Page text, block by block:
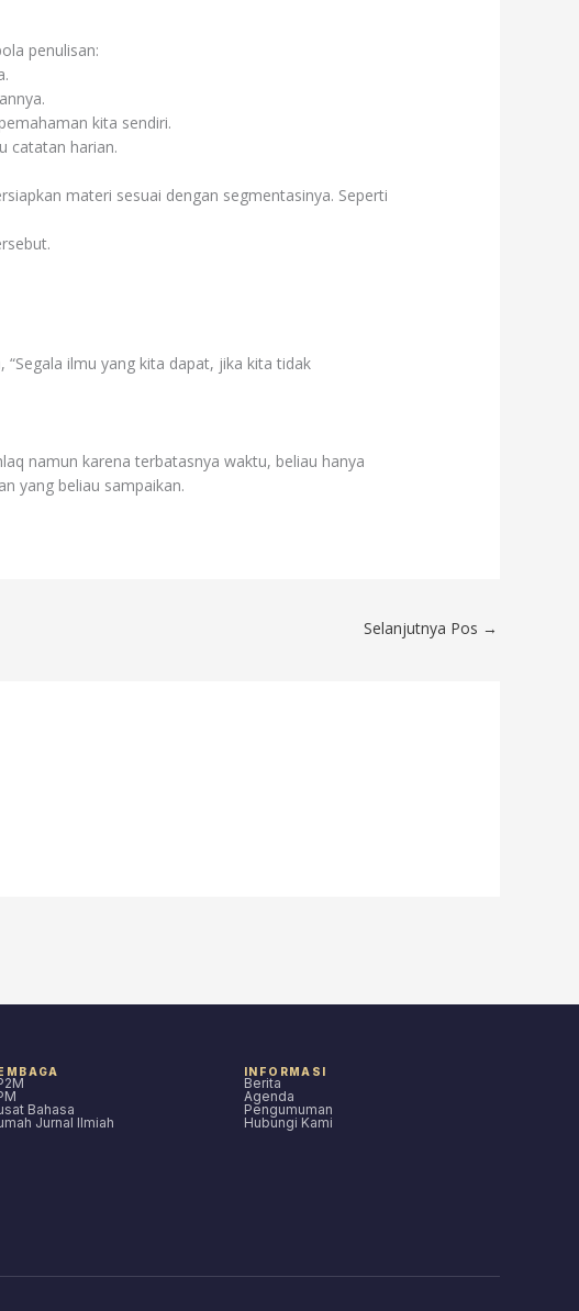
penulisan:
kita sendiri.
catatan harian.
materi sesuai dengan segmentasinya. Seperti
ilmu yang kita dapat, jika kita tidak
namun karena terbatasnya waktu, beliau hanya
yang beliau sampaikan.
Selanjutnya Pos →
Bahasa
Jurnal Ilmiah
INFORMASI
Berita
Agenda
Pengumuman
Hubungi Kami